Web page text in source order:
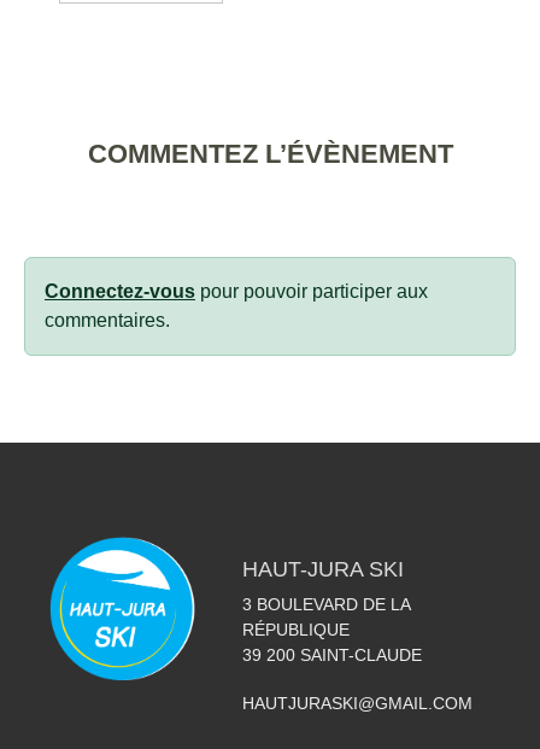
COMMENTEZ L’ÉVÈNEMENT
Connectez-vous pour pouvoir participer aux
commentaires.
HAUT-JURA SKI
3 BOULEVARD DE LA
RÉPUBLIQUE
39 200 SAINT-CLAUDE
HAUTJURASKI@GMAIL.COM